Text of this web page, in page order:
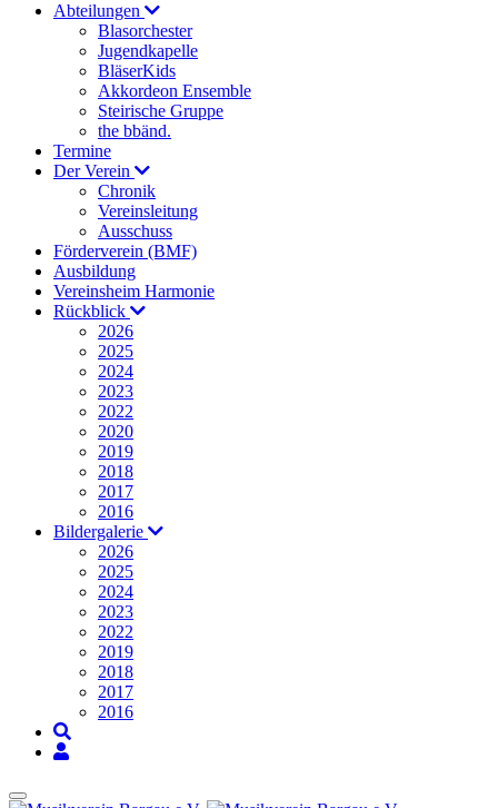
Abteilungen
Blasorchester
Jugendkapelle
BläserKids
Akkordeon Ensemble
Steirische Gruppe
the bbänd.
Termine
Der Verein
Chronik
Vereinsleitung
Ausschuss
Förderverein (BMF)
Ausbildung
Vereinsheim Harmonie
Rückblick
2026
2025
2024
2023
2022
2020
2019
2018
2017
2016
Bildergalerie
2026
2025
2024
2023
2022
2019
2018
2017
2016